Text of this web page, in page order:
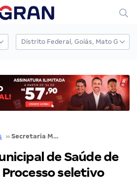
›› Secretaria Municipal de Saúde de João Pessoa: Processo seletivo SUSPENSO!
de Saúde de
seletivo